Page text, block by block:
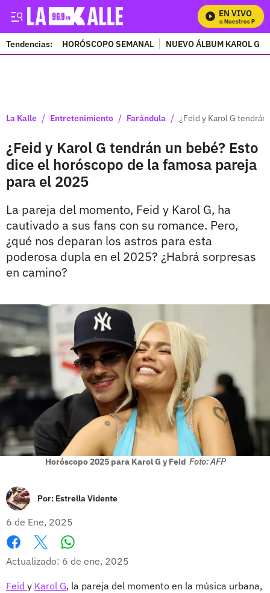
EN VIVO
Mira Todos Nuestros
Tendencias: HORÓSCOPO SEMANAL NUEVO ÁLBUM KAROL G
La Kalle / Entretenimiento / Farándula / ¿Feid y Karol G
¿Feid y Karol G tendrán un bebé? Esto
dice el horóscopo de la famosa pareja
para el 2025
La pareja del momento, Feid y Karol G, ha
cautivado a sus fans con su romance. Pero,
¿qué nos deparan los astros para esta
poderosa dupla en el 2025? ¿Habrá sorpresas
en camino?
Horóscopo 2025 para Karol G y Feid Foto: AFP
Por: Estrella Vidente
6 de Ene, 2025
Facebook
X
Actualizado: 6 de ene, 2025
Feid y Karol G, la pareja del momento en la música urbana,